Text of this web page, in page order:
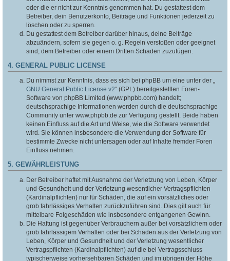
oder die er nicht zur Kenntnis genommen hat. Du gestattest dem
Betreiber, dein Benutzerkonto, Beiträge und Funktionen jederzeit zu
löschen oder zu sperren.
Du gestattest dem Betreiber darüber hinaus, deine Beiträge
abzuändern, sofern sie gegen o. g. Regeln verstoßen oder geeignet
sind, dem Betreiber oder einem Dritten Schaden zuzufügen.
4. GENERAL PUBLIC LICENSE
Du nimmst zur Kenntnis, dass es sich bei phpBB um eine unter der „
GNU General Public License v2“ (GPL) bereitgestellten Foren-
Software von phpBB Limited (www.phpbb.com) handelt;
deutschsprachige Informationen werden durch die deutschsprachige
Community unter www.phpbb.de zur Verfügung gestellt. Beide haben
keinen Einfluss auf die Art und Weise, wie die Software verwendet
wird. Sie können insbesondere die Verwendung der Software für
bestimmte Zwecke nicht untersagen oder auf Inhalte fremder Foren
Einfluss nehmen.
5. GEWÄHRLEISTUNG
Der Betreiber haftet mit Ausnahme der Verletzung von Leben, Körper
und Gesundheit und der Verletzung wesentlicher Vertragspflichten
(Kardinalpflichten) nur für Schäden, die auf ein vorsätzliches oder
grob fahrlässiges Verhalten zurückzuführen sind. Dies gilt auch für
mittelbare Folgeschäden wie insbesondere entgangenen Gewinn.
Die Haftung ist gegenüber Verbrauchern außer bei vorsätzlichem oder
grob fahrlässigem Verhalten oder bei Schäden aus der Verletzung von
Leben, Körper und Gesundheit und der Verletzung wesentlicher
Vertragspflichten (Kardinalpflichten) auf die bei Vertragsschluss
typischerweise vorhersehbaren Schäden und im übrigen der Höhe